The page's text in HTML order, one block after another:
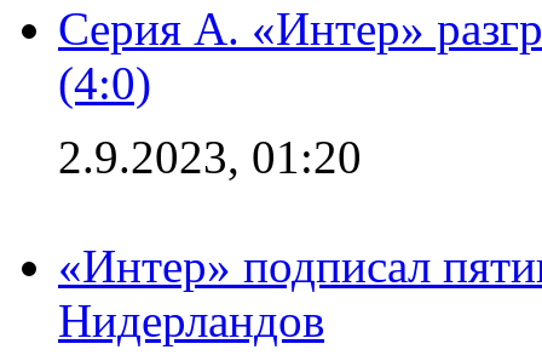
Серия А. «Интер»
(4:0)
2.9.2023, 01:20
«Интер» подписал
Нидерландов